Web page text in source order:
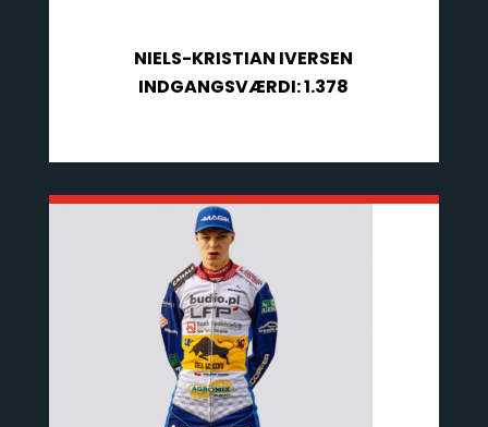
NIELS-KRISTIAN IVERSEN
INDGANGSVÆRDI: 1.378